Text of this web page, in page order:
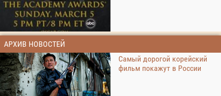
АРХИВ НОВОСТЕЙ
Самый дорогой корейский
фильм покажут в России